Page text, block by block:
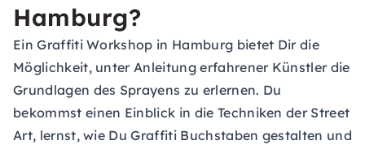
Hamburg?
Ein Graffiti Workshop in Hamburg bietet Dir die
Möglichkeit, unter Anleitung erfahrener Künstler die
Grundlagen des Sprayens zu erlernen. Du
bekommst einen Einblick in die Techniken der Street
Art, lernst, wie Du Graffiti Buchstaben gestalten und